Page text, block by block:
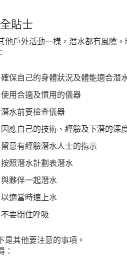
貼士
他戶外活動一樣，潛水都有風險
確保自己的身體狀況及體能適合潛
使用合適及慣用的儀器
潛水前要檢查儀器
因應自己的技術、經驗及下潛的深
留意有經驗潛水人士的指示
按照潛水計劃表潛水
與夥伴一起潛水
以適當時速上水
不要閉住呼吸
是其他要注意的事項。
：